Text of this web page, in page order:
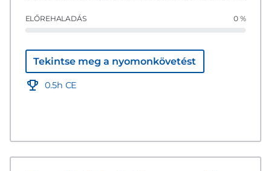
ELŐREHALADÁS 0 %
Tekintse meg a nyomonkövetést
0.5h CE